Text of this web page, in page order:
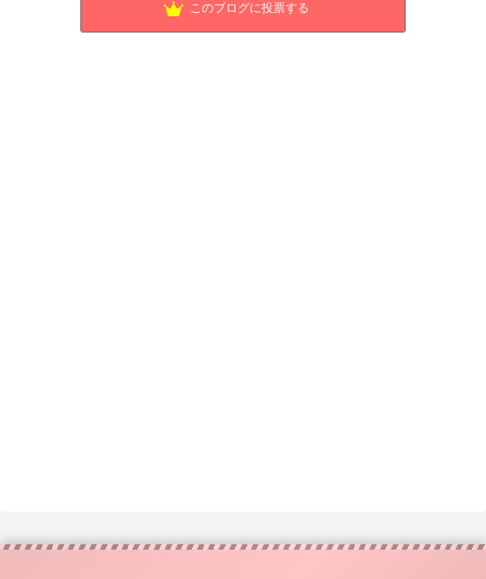
HOUKOUの彷徨人生
このブログに投票する